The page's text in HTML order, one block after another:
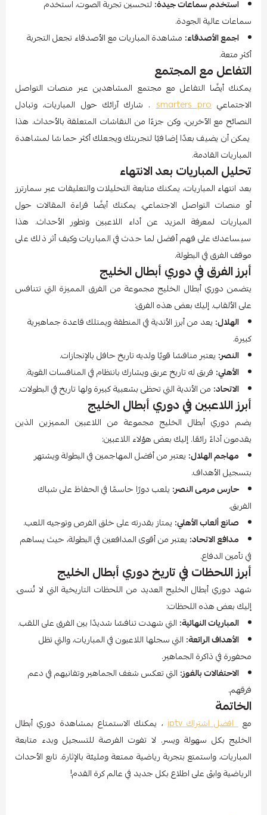
استخدم سماعات جيدة: لتحسين تجربة الصوت، استخدم
سماعات عالية الجودة.
اجمع الأصدقاء: مشاهدة المباريات مع الأصدقاء تجعل التجربة
أكثر متعة.
التفاعل مع المجتمع
يمكنك أيضًا التفاعل مع مجتمع المشاهدين عبر منصات التواصل
الاجتماعيsmarters pro. شارك آرائك حول المباريات، وتبادل
النصائح مع الآخرين، وكن جزءًا من النقاشات المتعلقة بالأحداث. هذا
يمكن أن يضيف بعدًا إضافيًا لتجربتك ويجعلك أكثر حماسًا لمشاهدة
المباريات القادمة.
تحليل المباريات بعد الانتهاء
بعد انتهاء المباريات، يمكنك متابعة التحليلات والتعليقات عبر سمارترز
أو منصات التواصل الاجتماعي. يمكنك أيضًا قراءة المقالات حول
المباريات لمعرفة المزيد عن أداء اللاعبين وتطور الأحداث. هذا
سيساعدك على فهم أفضل لما حدث في المباريات وكيف أثر ذلك على
موقف الفرق في البطولة.
أبرز الفرق في دوري أبطال الخليج
يتضمن دوري أبطال الخليج مجموعة من الفرق المميزة التي تتنافس
على الألقاب. إليك بعض هذه الفرق:
الهلال: يعد من أبرز الأندية في المنطقة ويمتلك قاعدة جماهيرية
كبيرة.
النصر: يعتبر منافسًا قويًا ولديه تاريخ حافل بالإنجازات.
الأهلي: فريق له تاريخ عريق ويشارك بانتظام في المنافسات القوية.
الاتحاد: من الأندية التي تحظى بشعبية كبيرة ولها تاريخ في البطولات.
أبرز اللاعبين في دوري أبطال الخليج
يضم دوري أبطال الخليج مجموعة من اللاعبين المميزين الذين
يقدمون أداءً رائعًا. إليك بعض هؤلاء اللاعبين:
مهاجم الهلال: يعتبر من أفضل المهاجمين في البطولة ويشتهر
بتسجيل الأهداف.
حارس مرمى النصر: يلعب دورًا حاسمًا في الحفاظ على شباك
الفريق.
صانع ألعاب الأهلي: يمتاز بقدرته على خلق الفرص وتوجيه اللعب.
مدافع الاتحاد: يعتبر من أقوى المدافعين في البطولة، حيث يساهم
في تأمين الدفاع.
أبرز اللحظات في تاريخ دوري أبطال الخليج
شهد دوري أبطال الخليج العديد من اللحظات التاريخية التي لا تُنسى.
إليك بعض هذه اللحظات:
المباريات النهائية: التي شهدت تنافسًا شديدًا بين الفرق على اللقب.
الأهداف الرائعة: التي سجلها اللاعبون في المباريات، والتي تظل
محفورة في ذاكرة الجماهير.
الاحتفالات بالفوز: التي تعكس شغف الجماهير وتفانيهم في دعم
فرقهم.
الخاتمة
معافضل اشتراك iptv
، يمكنك الاستمتاع بمشاهدة دوري أبطال
الخليج بكل سهولة ويسر. لا تفوت الفرصة للتسجيل وبدء متابعة
المباريات، واستمتع بتجربة رياضية ممتعة ومليئة بالإثارة. تابع الأحداث
الرياضية وابقَ على اطلاع بكل جديد في عالم كرة القدم!